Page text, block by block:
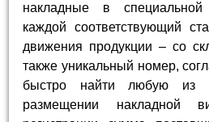
накладные в
каждой соответствующий
движения продукции – со
также уникальный номер,
быстро найти любую из
размещении накладной